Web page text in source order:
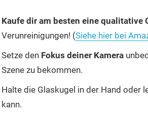
Kaufe dir am besten eine qualitative
Verunreinigungen! (Siehe hier bei
Setze den Fokus deiner Kamera
Szene zu bekommen.
Halte die Glaskugel in der Hand oder
kann.